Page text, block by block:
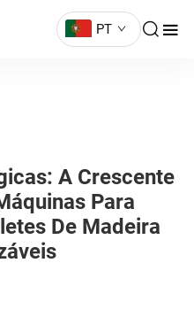
PT
A Crescente
Para
De Madeira